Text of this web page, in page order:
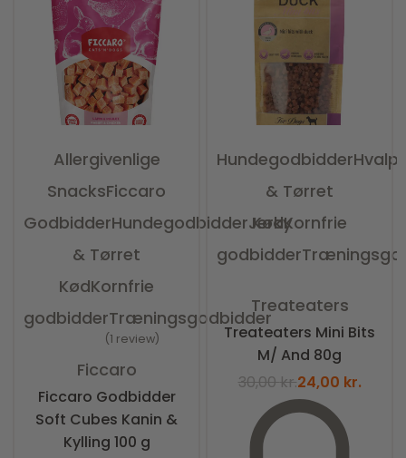
Allergivenlige
SnacksFiccaro
GodbidderHundegodbidderJerky
& Tørret
KødKornfrie
godbidderTræningsgodbidder
1 review
Ficcaro
Ficcaro Godbidder
Soft Cubes Kanin &
Kylling 100 g
Hundegodbidder
& Tørret
KødKornfrie
godbidder
Treateaters
Treateaters Mini Bits
M/ And 80g
30,00kr.24,00 kr.